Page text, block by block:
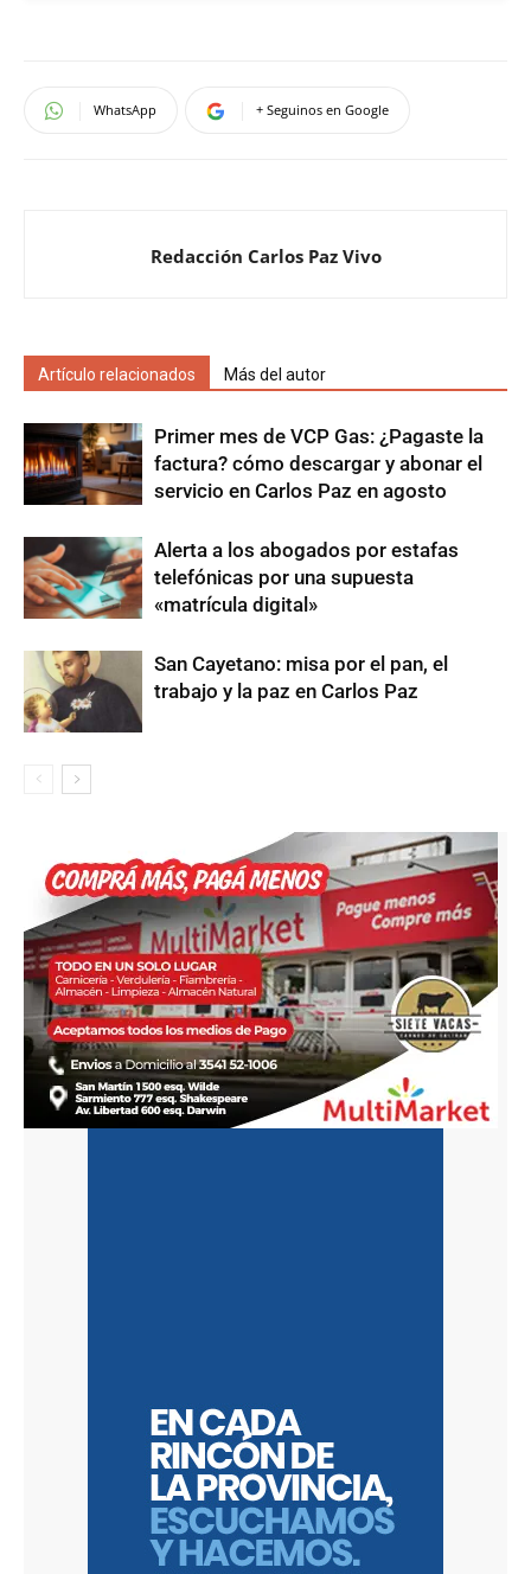
WhatsApp + Seguinos en Google
Redacción Carlos Paz Vivo
Artículo relacionados Más del autor
Primer mes de VCP Gas: ¿Pagaste la
factura? cómo descargar y abonar el
servicio en Carlos Paz en agosto
Alerta a los abogados por estafas
telefónicas por una supuesta
«matrícula digital»
San Cayetano: misa por el pan, el
trabajo y la paz en Carlos Paz